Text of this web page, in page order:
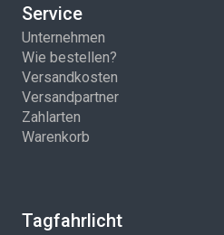
Service
Unternehmen
Wie bestellen?
Versandkosten
Versandpartner
Zahlarten
Warenkorb
Tagfahrlicht